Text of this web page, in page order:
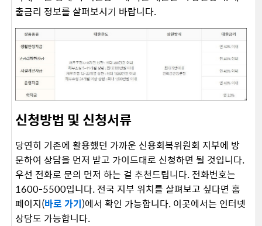
출금리 정보를 살펴보시기 바랍니다.
신청방법 및 신청서류
당연히 기존에 활용했던 가까운 신용회복위원회 지부에 방
문하여 상담을 먼저 받고 가이드대로 신청하면 될 것입니다.
우선 전화로 문의 먼저 하는 걸 추천드립니다. 전화번호는
1600-5500입니다. 전국 지부 위치를 살펴보고 싶다면 홈
페이지(바로 가기)에서 확인 가능합니다. 이곳에서는 인터넷
상담도 가능합니다.